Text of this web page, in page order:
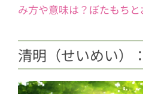
み方や意味は？ぼたもち
清明（せいめい）